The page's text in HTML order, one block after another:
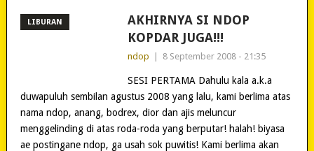
LIBURAN
AKHIRNYA SI NDOP
KOPDAR JUGA!!!
ndop 8 September 2008 - 21:35
SESI PERTAMA Dahulu kala a.k.a
duwapuluh sembilan agustus 2008 yang lalu, kami berlima atas
nama ndop, anang, bodrex, dior dan ajis meluncur
menggelinding di atas roda-roda yang berputar! halah! biyasa
ae postingane ndop, ga usah sok puwitis! Kami berlima akan